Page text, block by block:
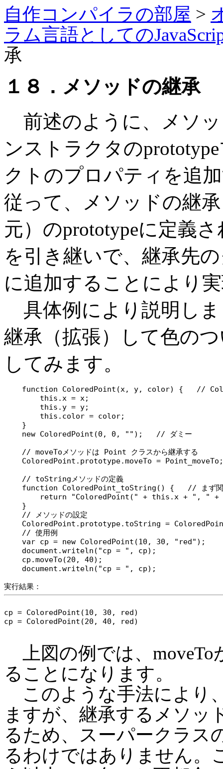
自作コンパイラの部屋 >
ラム言語としての
承
１８．メソッドの継承
前述のように、メソ
ンストラクタの
クトのプロパティを追
従って、メソッドの継
元）のprototypeに定義
を引き継いで、継承先
に追加することにより
具体例により説明し
継承（拡張）して色の
してみます。
function ColoredPoint(x, y, color) {   //
        this.x = x;
        this.y = y;
        this.color = color;
    }
    new ColoredPoint(0, 0, "");   // ダミー
    // moveToメソッドは Point クラスから継承する
    ColoredPoint.prototype.moveTo = Point_moveTo;
    // toStringメソッドの定義
function ColoredPoint_toString() {   // まず関
return "ColoredPoint(" + this.x + ", "
    }
    // メソッドの設定
ColoredPoint.prototype.toString =
    // 使用例
    var cp = new ColoredPoint(10, 30, "red");
    document.writeln("cp = ", cp);
    cp.moveTo(20, 40);
    document.writeln("cp = ", cp);
cp = ColoredPoint(10, 30, red)
cp = ColoredPoint(20, 40, red)
上図の例では、moveTo
ることになります。
このような手法により
ますが、継承するメソッ
るため、スーパークラス
るわけではありません。